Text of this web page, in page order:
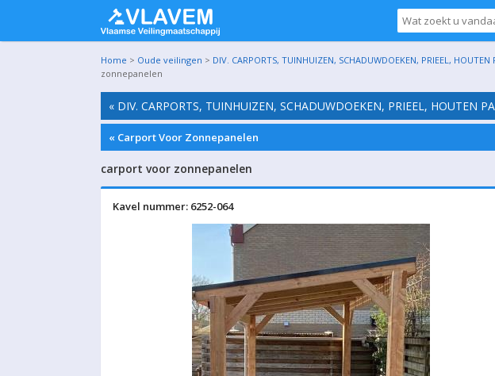
Home > Oude veilingen > DIV. CARPORTS, TUINHUIZEN, SCHADUWDOEKEN, PRIEEL,
zonnepanelen
« DIV. CARPORTS, TUINHUIZEN, SCHADUWDOEKEN, PRIEEL, HOUTEN
« Carport Voor Zonnepanelen
carport voor zonnepanelen
Kavel nummer: 6252-064